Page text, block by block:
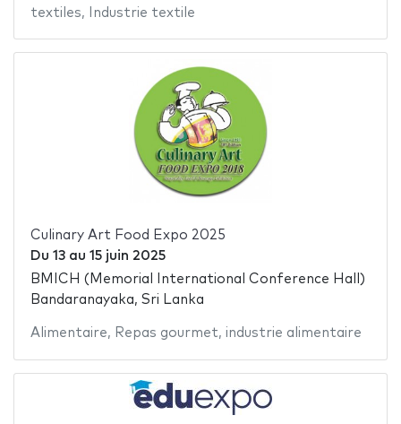
textiles, Industrie textile
Culinary Art Food Expo 2025
Du 13au 15 juin 2025
BMICH (Memorial International Conference Hall)
Bandaranayaka, Sri Lanka
Alimentaire, Repas gourmet, industrie alimentaire